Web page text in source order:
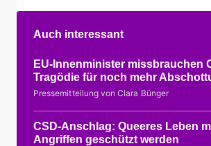
Auch interessant
EU-Innenminister missbrauchen
Tragödie für noch mehr
Pressemitteilung von Clara Bünger
CSD-Anschlag: Queeres Leben
Angriffen geschützt werden